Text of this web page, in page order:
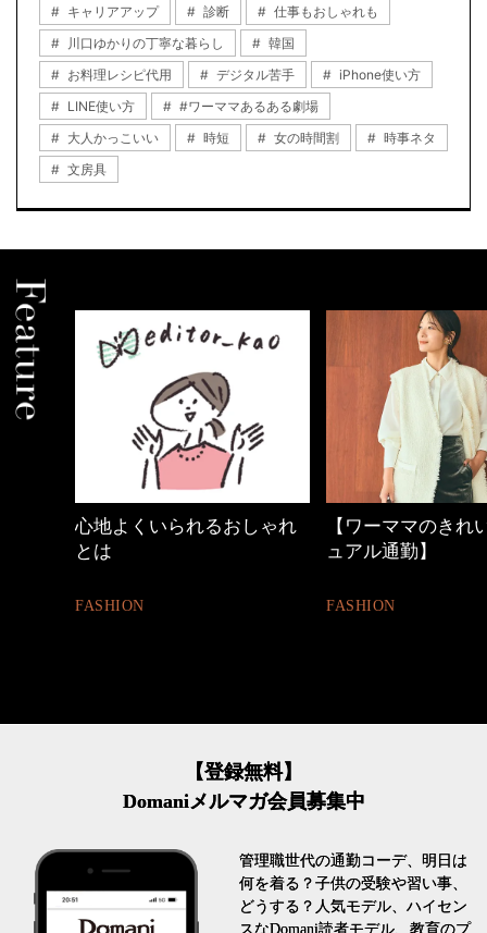
キャリアアップ 診断
仕事もおしゃれも
川口ゆかりの丁寧な暮らし
韓国
お料理レシピ代用
デジタル苦手
iPhone使い方
LINE使い方
#ワーママあるある劇場
大人かっこいい
時短 女の時間割
時事ネタ
文房具
【ワーママのきれいめカジ
ュアル通勤】
FASHION
優木まおみさん「
割。」
LIFESTYLE
【登録無料】
Domaniメルマガ会員募集中
管理職世代の通勤コーデ、明日は
何を着る？子供の受験や習い事、
どうする？人気モデル、ハイセン
スなDomani読者モデル、教育のプ